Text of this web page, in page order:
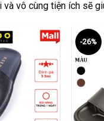
vô cùng tiện ích sẽ
-26%